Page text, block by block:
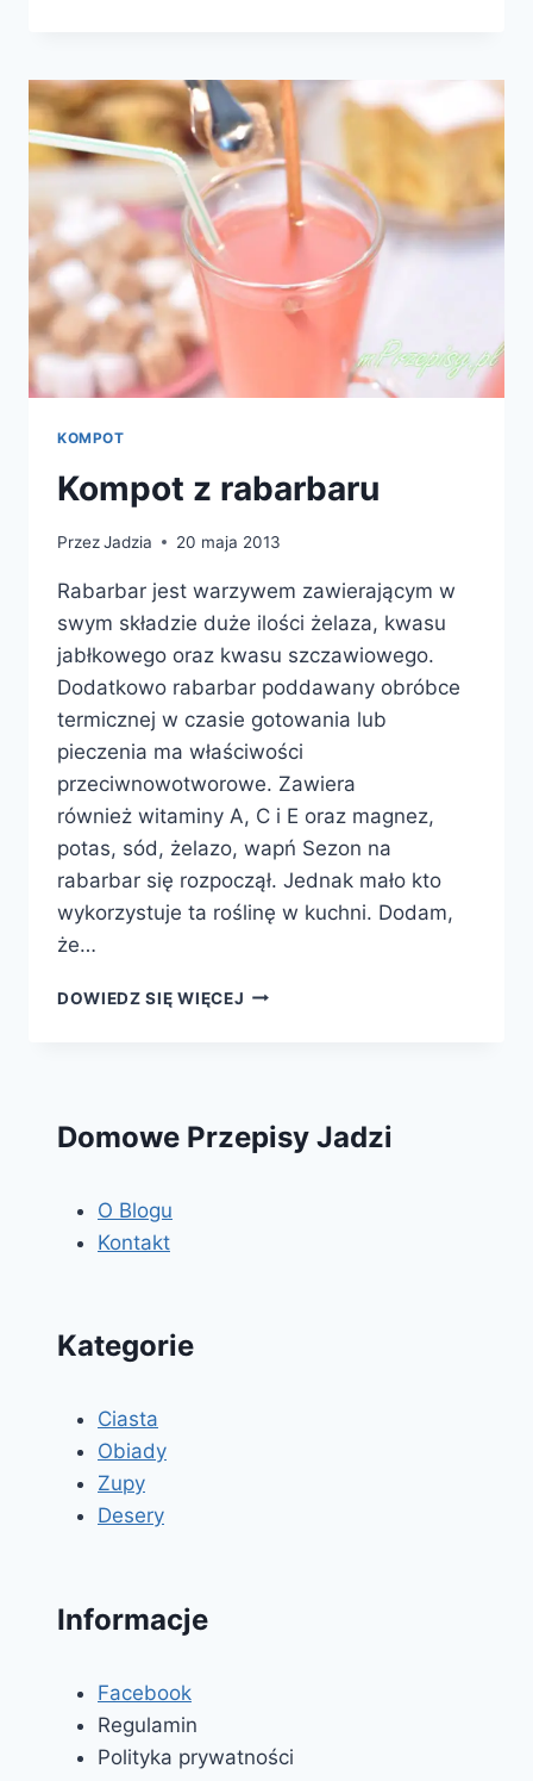
MIĘTY
KOMPOT
Kompot z rabarbaru
PrzezJadzia 20 maja 2013
Rabarbar jest warzywem zawierającym w
swym składzie duże ilości żelaza, kwasu
jabłkowego oraz kwasu szczawiowego.
Dodatkowo rabarbar poddawany obróbce
termicznej w czasie gotowania lub
pieczenia ma właściwości
przeciwnowotworowe. Zawiera
również witaminy A, C i E oraz magnez,
potas, sód, żelazo, wapń Sezon na
rabarbar się rozpoczął. Jednak mało kto
wykorzystuje ta roślinę w kuchni. Dodam,
że…
DOWIEDZ SIĘ WIĘCEJ KOMPOT
Domowe Przepisy Jadzi
O Blogu
Kontakt
Kategorie
Ciasta
Obiady
Zupy
Desery
Informacje
Facebook
Regulamin
Polityka prywatności